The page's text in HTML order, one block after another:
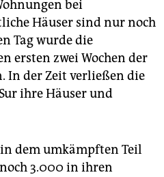
bei
Häuser sind nur noch
Tag wurde die
ersten zwei Wochen der
In der Zeit verließen die
ihre Häuser und
dem umkämpften Teil
3.000 in ihren